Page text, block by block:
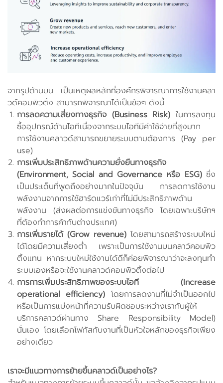
จากรูปด้านบน เป็นเหตุผลหลักที่องค์กรพิจารณาการใช้งานคลา
วด์คอมพิวติ้ง สามารถพิจารณาได้เป็นข้อๆ ดังนี้
การลดความเสี่ยงทางธุรกิจ (Business Risk) ในการลงทุน
ซื้ออุปกรณ์ด้านไอทีเนื่องจากระบบไอทีมีค่าใช้จ่ายที่สูงมาก
การใช้งานคลาวด์สามารถขยายระบบตามต้องการ (Pay per
use)
การเพิ่มประสิทธิภาพด้านความยั่งยืนทางธุรกิจ
(Environment, Social and Governance หรือ ESG)ซึ่ง
เป็นประเด็นที่พูดถึงอย่างมากในปัจจุบัน การลดการใช้งาน
พลังงานจากการใช้ฮาร์ดแวร์เก่าที่ไม่มีประสิทธิภาพด้าน
พลังงาน (ส่งผลต่อการแข่งขันทางธุรกิจ โดยเฉพาะบริษัทฯ
ที่ต้องทำการค้ากับต่างประเทศ)
การเพิ่มรายได้ (Grow revenue) โดยสามารถสร้างระบบใหม่
ได้โดยมีความเสี่ยงต่ำ เพราะเป็นการใช้งานบนคลาว์คอมพิว
ติ้งแทน หากระบบใหม่ใช้งานได้ดีก็ค่อยพิจารณาว่าจะลงทุนทำ
ระบบเองหรือจะใช้งานคลาวด์คอมพิวติ้งต่อไป
การการเพิ่มประสิทธิภาพของระบบไอที (Increase
operational efficiency) โดยการลดงานที่ไม่จำเป็นออกไป
หรือเป็นการแบ่งหน้าที่ความรับผิดชอบระหว่างเรากับผู้ให้
บริการคลาวด์ผ่านทาง Share Responsibility Model)
นั่นเอง โดยเลือกโฟกัสกับงานที่เป็นหัวใจหลักของธุรกิจเพียง
อย่างเดียว
เราจะมีแนวทางการย้ายขึ้นคลาวด์เป็นอย่างไร?